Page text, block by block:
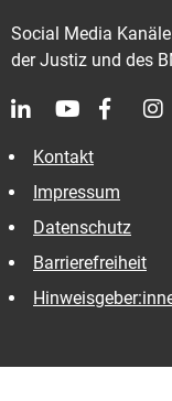
Social Media Kanäle
der Justiz und des
Kontakt
Impressum
Datenschutz
Barrierefreiheit